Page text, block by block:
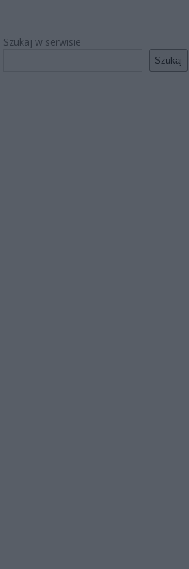
Szukaj w serwisie
Szukaj